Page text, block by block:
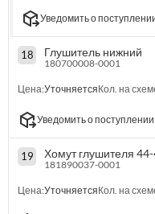
Уведомить о
18 Глушитель нижний
180700008-0001
Цена:УточняетсяКол. на
Уведомить о поступлении
19 Хомут глушителя
181890037-0001
Цена:УточняетсяКол. на